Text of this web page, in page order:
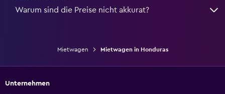
Warum sind die Preise nicht akkurat?
Mietwagen Mietwagen in Honduras
Unternehmen